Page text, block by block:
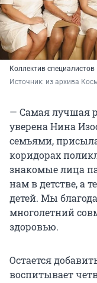
Коллектив
Источник: из архива
— Самая лучшая
уверена Нина
семьями,
коридорах
знакомые лица
нам в детстве, а
детей. Мы
многолетний
здоровью.
Остается
воспитывает